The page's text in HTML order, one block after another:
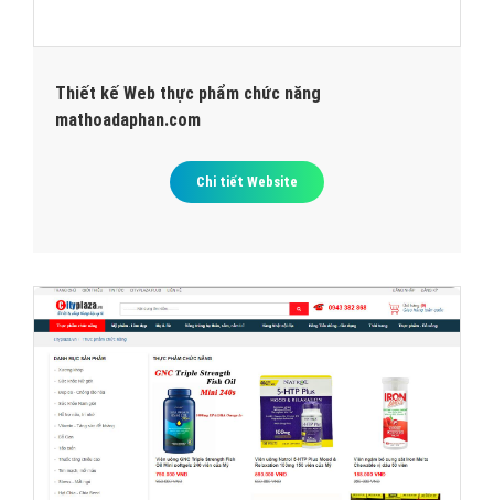
Thiết kế Web thực phẩm chức năng
mathoadaphan.com
Chi tiết Website